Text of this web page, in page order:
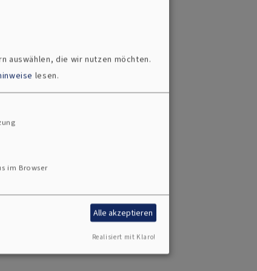
auswählen, die wir nutzen möchten.
lesen.
im Browser
Alle akzeptieren
Realisiert mit Klaro!